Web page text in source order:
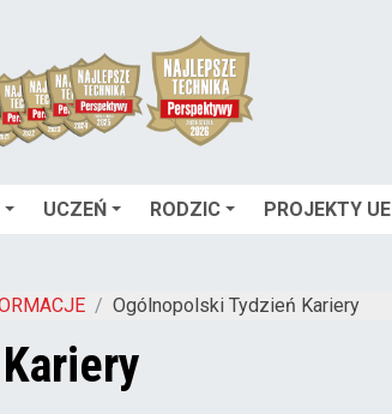
UCZEŃ RODZIC PROJEKTY UE
Ogólnopolski Tydzień Kariery